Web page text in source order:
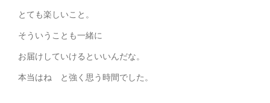
とても楽しいこと。
そういうことも一緒に
お届けしていけるといいんだな。
本当はね と強く思う時間でした。